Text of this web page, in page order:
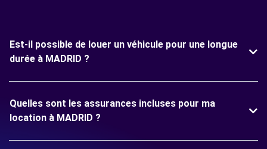
Est-il possible de louer un véhicule pour une longue
durée à MADRID ?
Quelles sont les assurances incluses pour ma
location à MADRID ?